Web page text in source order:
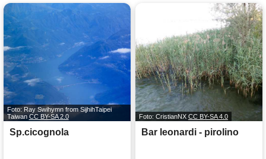
Foto: Ray Swihymn from SijhihTaipei
TaiwanCC BY-SA 2.0
Sp.cicognola
Foto: CristianNX CC BY-SA 4.0
Bar leonardi - pirolino